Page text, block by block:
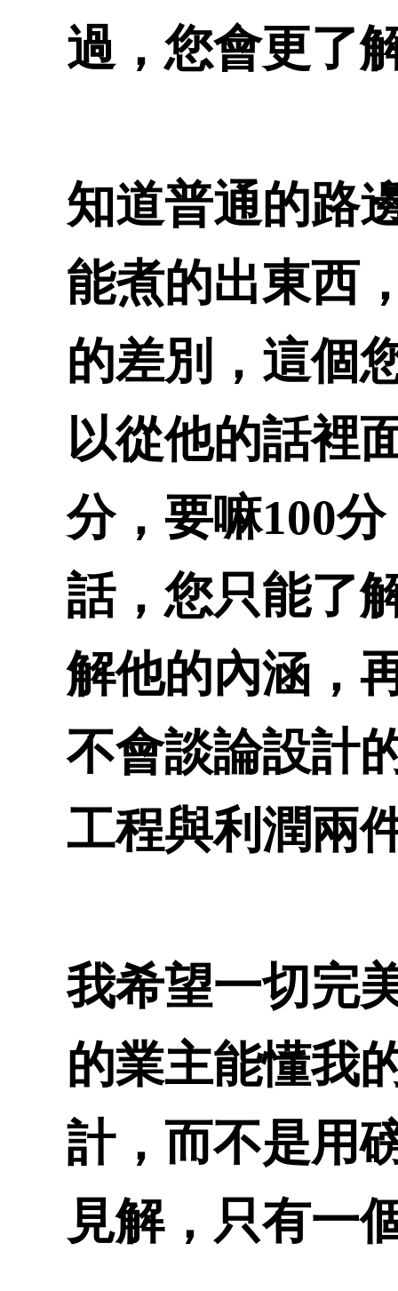
過，您會更了
知道普通的路
能煮的出東西
的差別，這個
以從他的話裡
分，要嘛100
話，您只能了
解他的內涵，
不會談論設計
工程與利潤兩
我希望一切完
的業主能懂我
計，而不是用
見解，只有一